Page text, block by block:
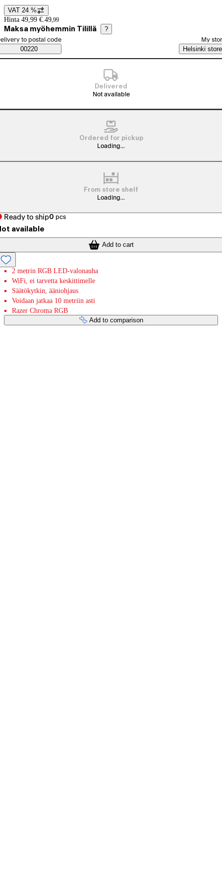
Price details
VAT 24 %
Hinta 49,99 €. 49,99
Maksa myöhemmin Tilillä ?
Saatavuustiedot
order method
to postal code
00220
My
Helsinki store
Delivered
Not available
Ordered for pickup
Loading...
From store shelf
Loading...
Ready to ship0 pcs
available
Add to cart
2 metrin RGB LED-valonauha
WiFi, ei tarvetta keskittimelle
Säätökytkin, ääniohjaus
Voidaan jatkaa 10 metriin asti
Razer Chroma RGB
Add to comparison